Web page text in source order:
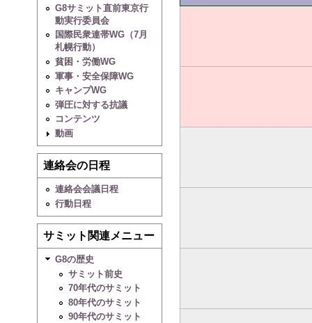
G8サミット直前東京行
動実行委員会
国際民衆連帯WG（7月
札幌行動）
貧困・労働WG
軍事・安全保障WG
キャンプWG
弾圧に対する抗議
コンテンツ
動画
連絡会の日程
連絡会会議日程
行動日程
サミット関連メニュー
G8の歴史
サミット前史
70年代のサミット
80年代のサミット
90年代のサミット